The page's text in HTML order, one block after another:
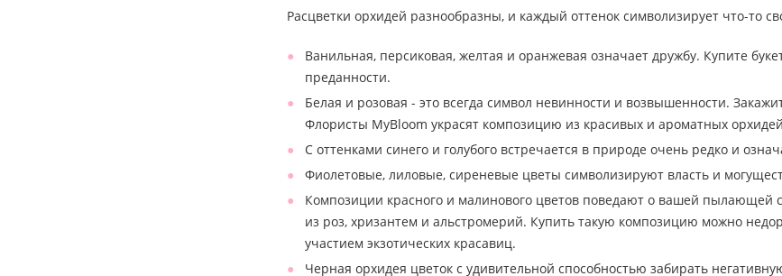
Расцветки орхидей разнообразны, и каждый оттенок символизирует что-то
Ванильная, персиковая, желтая и оранжевая означает дружбу. Купите
преданности.
Белая и розовая - это всегда символ невинности и возвышенности.
Флористы MyBloom украсят композицию из красивых и ароматных
С оттенками синего и голубого встречается в природе очень редко и
Фиолетовые, лиловые, сиреневые цветы символизируют власть и
Композиции красного и малинового цветов поведают о вашей пылающей
из роз, хризантем и альстромерий. Купить такую композицию можно
участием экзотических красавиц.
Черная орхидея цветок с удивительной способностью забирать